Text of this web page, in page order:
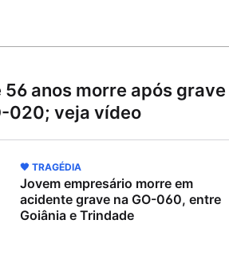
anos morre após grave
020; veja vídeo
🖤 TRAGÉDIA
Jovem empresário morre em
acidente grave na GO-060, entre
Goiânia e Trindade